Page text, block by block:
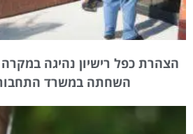
הצהרת כפל רישיון נהיגה
השחתה במשרד